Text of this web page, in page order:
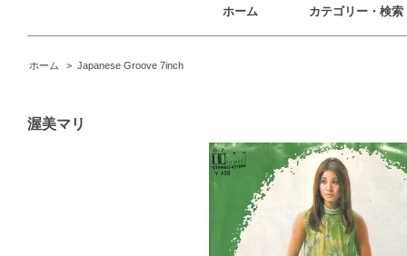
ホーム カテゴリー・検索
ホーム > Japanese Groove 7inch
渥美マリ